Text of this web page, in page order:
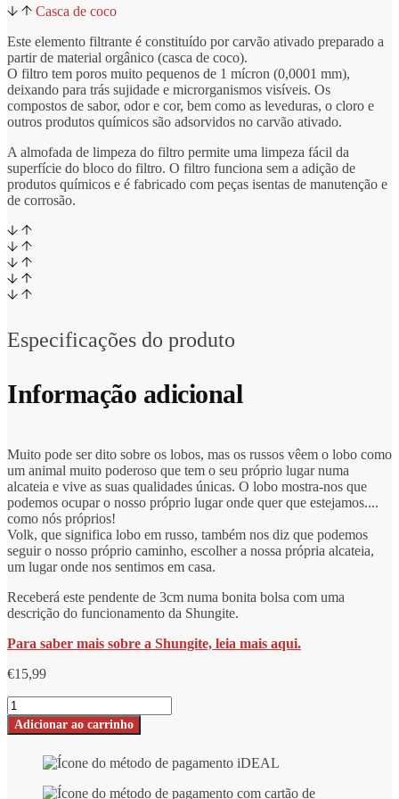
Casca de coco
Este elemento filtrante é constituído por carvão ativado preparado a
partir de material orgânico (casca de coco).
O filtro tem poros muito pequenos de 1 mícron (0,0001 mm),
deixando para trás sujidade e microrganismos visíveis. Os
compostos de sabor, odor e cor, bem como as leveduras, o cloro e
outros produtos químicos são adsorvidos no carvão ativado.
A almofada de limpeza do filtro permite uma limpeza fácil da
superfície do bloco do filtro. O filtro funciona sem a adição de
produtos químicos e é fabricado com peças isentas de manutenção e
de corrosão.
Especificações do produto
Informação adicional
Muito pode ser dito sobre os lobos, mas os russos vêem o lobo como
um animal muito poderoso que tem o seu próprio lugar numa
alcateia e vive as suas qualidades únicas. O lobo mostra-nos que
podemos ocupar o nosso próprio lugar onde quer que estejamos....
como nós próprios!
Volk, que significa lobo em russo, também nos diz que podemos
seguir o nosso próprio caminho, escolher a nossa própria alcateia,
um lugar onde nos sentimos em casa.
Receberá este pendente de 3cm numa bonita bolsa com uma
descrição do funcionamento da Shungite.
Para saber mais sobre a Shungite, leia mais aqui.
€15,99
Pingente
de
shungite
redondo
Adicionar ao carrinho